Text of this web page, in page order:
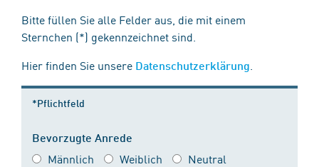
Bitte füllen Sie alle Felder aus, die mit einem
Sternchen (*) gekennzeichnet sind.
Hier finden Sie unsere Datenschutzerklärung
*Pflichtfeld
Bevorzugte Anrede
Männlich Weiblich Neutral